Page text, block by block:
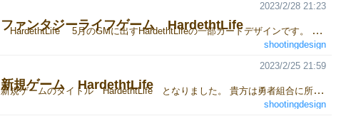
ファンタジーライフゲーム HardethtLife HardethtLife 5月のGMに出すHardethtLifeの一部カードデザインです。 この後は動画をメインにページを作成していく予定です。 1人用 1時間～ 15歳～ 50日以内に魔王復活を目論む 魔法騎士パルダートを倒せ！ 君には日々の生活費の問題、 途中で出会う仲間達ちとの関係性、 何故か何処でも発生する飲み会をこなしつつ 目的を果たせ！
2023/2/28 21:23
shootingdesign
新規ゲーム HardethtLife 新規ゲームのタイトル HardethtLife となりました。 貴方は勇者組合に所属する新人勇者だ。 魔法騎士パルダートが魔王復活をたくらんでいる！ 50日以内に阻止できるか！？ MAP移動やイベントに1日経過し、1日毎に1G消費、 ボスを倒す為には独力意外に、仲間と協力する事もの可能！ しかし仲間がいると自分のステータスが下がっていく。 徳が高ければ買い物はどんどん安くタダに！ 途中ライバルの説得に成功しなければ、やられに行きボスがLvUp！ 飲み会の誘いをこなしつつ貴方は 目的を果たす事ができるか！？ ホームページ等は今後順次公開していきます。
2023/2/25 21:59
shootingdesign